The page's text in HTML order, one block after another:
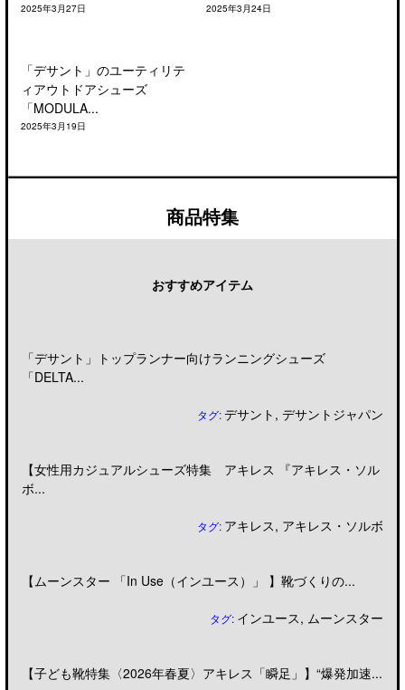
2025年3月27日 2025年3月24日
「デサント」のユーティリテ
ィアウトドアシューズ
「MODULA...
2025年3月19日
商品特集
おすすめアイテム
「デサント」トップランナー向けランニングシューズ
「DELTA...
タグ:デサント ,デサントジャパン
【女性用カジュアルシューズ特集 アキレス 『アキレス・ソル
ボ...
タグ: アキレス, アキレス・ソルボ
【ムーンスター 「In Use（インユース）」 】靴づくりの...
タグ: インユース, ムーンスター
【子ども靴特集〈2026年春夏〉アキレス「瞬足」】“爆発加速...